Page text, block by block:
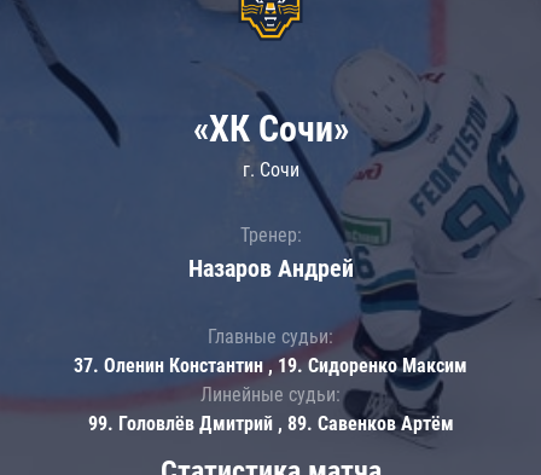
«ХК Сочи»
г. Сочи
Тренер:
Назаров Андрей
Главные судьи:
37. Оленин Константин , 19. Сидоренко Максим
Линейные судьи:
99. Головлёв Дмитрий , 89. Савенков Артём